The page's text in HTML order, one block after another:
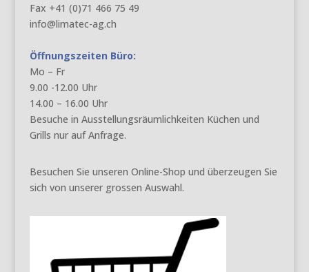
Fax +41 (0)71 466 75 49
info@limatec-ag.ch
Öffnungszeiten Büro:
Mo – Fr
9.00 -12.00 Uhr
14.00 – 16.00 Uhr
Besuche in Ausstellungsräumlichkeiten Küchen und
Grills nur auf Anfrage.
Besuchen Sie unseren Online-Shop und überzeugen Sie
sich von unserer grossen Auswahl.